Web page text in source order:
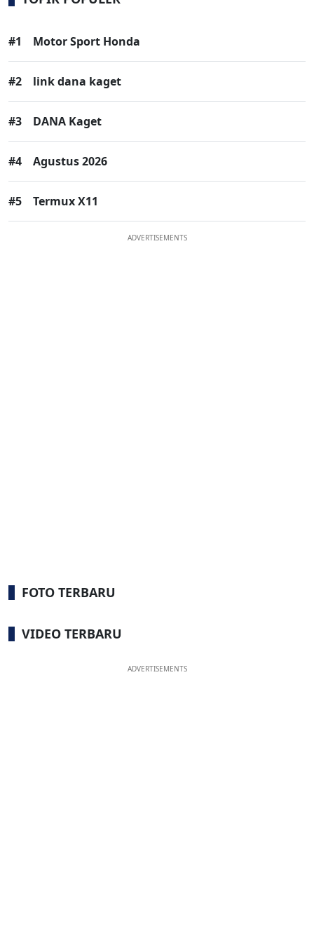
#1 Motor Sport Honda
#2 link dana kaget
#3 DANA Kaget
#4 Agustus 2026
#5 Termux X11
ADVERTISEMENTS
FOTO TERBARU
VIDEO TERBARU
ADVERTISEMENTS